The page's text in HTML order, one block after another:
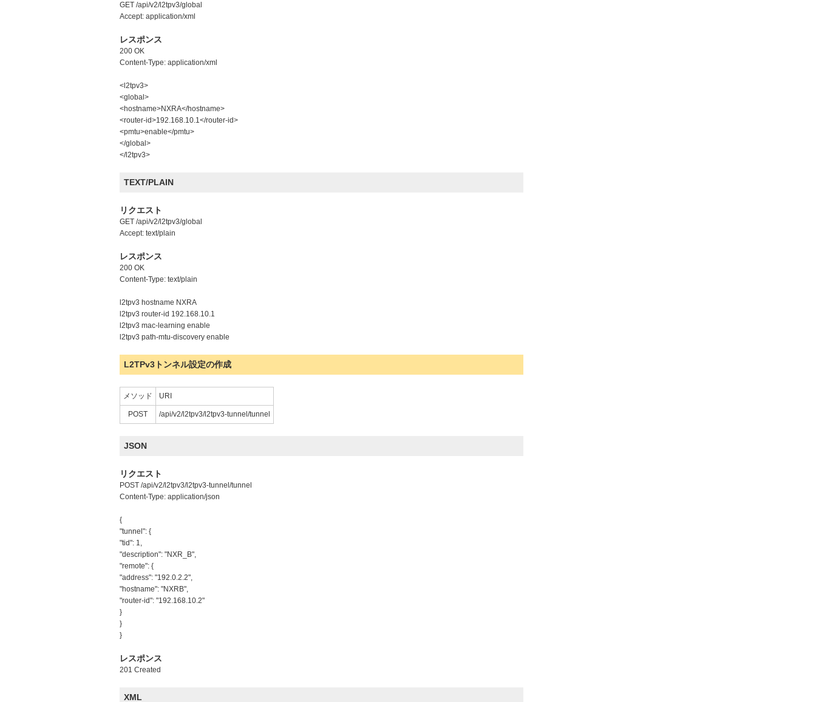
GET /api/v2/l2tpv3/global
Accept: application/xml
レスポンス
200 OK
Content-Type: application/xml
<l2tpv3>
<global>
<hostname>NXRA</hostname>
<router-id>192.168.10.1</router-id>
<pmtu>enable</pmtu>
</global>
</l2tpv3>
TEXT/PLAIN
リクエスト
GET /api/v2/l2tpv3/global
Accept: text/plain
レスポンス
200 OK
Content-Type: text/plain
l2tpv3 hostname NXRA
l2tpv3 router-id 192.168.10.1
l2tpv3 mac-learning enable
l2tpv3 path-mtu-discovery enable
L2TPv3トンネル設定の作成
メソッド URI
POST /api/v2/l2tpv3/l2tpv3-tunnel/tunnel
JSON
リクエスト
POST /api/v2/l2tpv3/l2tpv3-tunnel/tunnel
Content-Type: application/json
{
"tunnel": {
"tid": 1,
"description": "NXR_B",
"remote": {
"address": "192.0.2.2",
"hostname": "NXRB",
"router-id": "192.168.10.2"
}
}
}
レスポンス
201 Created
XML